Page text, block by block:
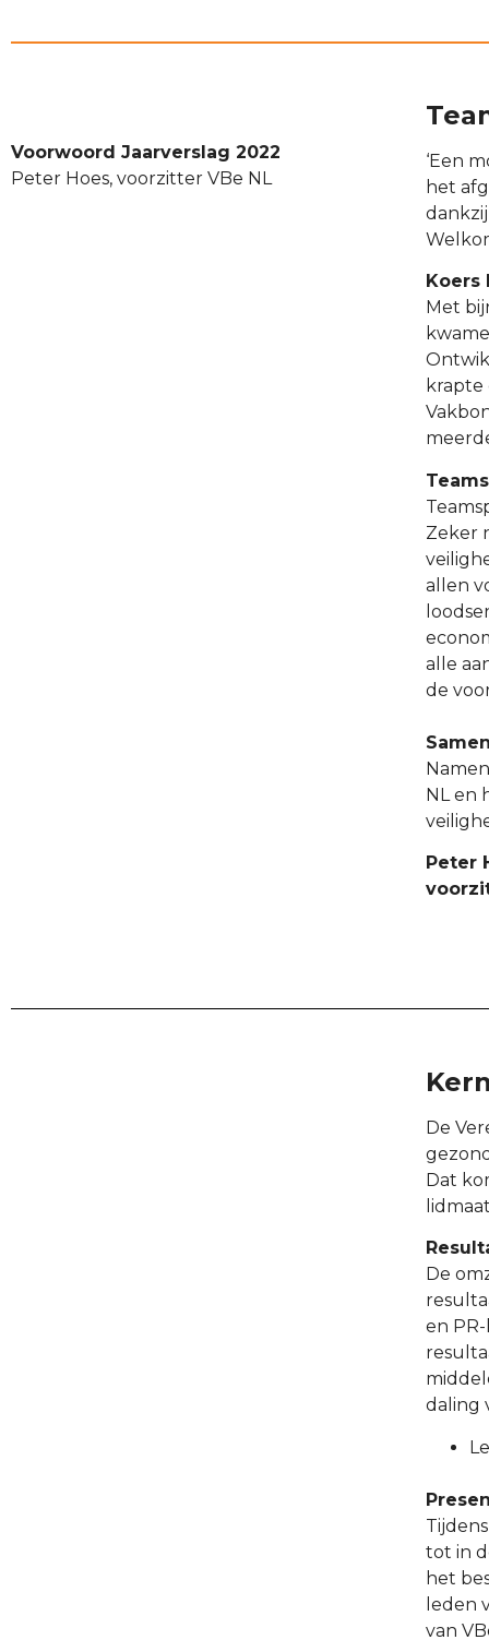
Voorwoord Jaarverslag 2022
Peter Hoes, voorzitter VBe NL
‘Een
het
Koers
Met
krapte
Zeker
allen
alle
de
NL en
Peter
De
Dat
De
en
daling
tot in
het
leden
van